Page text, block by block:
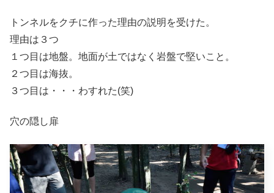
トンネルをクチに作った理由の説明を受けた。
理由は３つ
１つ目は地盤。地面が土ではなく岩盤で堅いこと。
２つ目は海抜。
３つ目は・・・わすれた(笑)
穴の隠し扉